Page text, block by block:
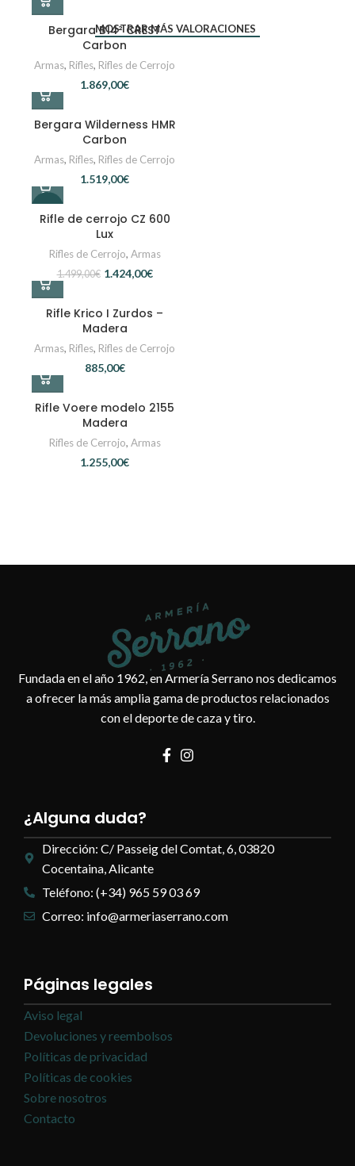
MOSTRAR MÁS VALORACIONES
Bergara B14² CREST
Carbon
Armas, Rifles, Rifles de Cerrojo
€
Bergara Wilderness HMR
Carbon
Armas, Rifles, Rifles de Cerrojo
€
Rifle de cerrojo CZ 600
Lux
Rifles de Cerrojo, Armas
1.499,00€ 1.424,00€
Rifle Krico I Zurdos –
Madera
Armas, Rifles, Rifles de Cerrojo
€
Rifle Voere modelo 2155
Madera
Rifles de Cerrojo, Armas
€
Fundada en el año 1962, en Armería Serrano nos dedicamos
a ofrecer la más amplia gama de productos relacionados
con el deporte de caza y tiro.
¿Alguna duda?
Dirección: C/ Passeig del Comtat, 6, 03820
Cocentaina, Alicante
Teléfono: (+34) 965 59 03 69
Correo: info@armeriaserrano.com
Páginas legales
Aviso legal
Devoluciones y reembolsos
Políticas de privacidad
Políticas de cookies
Sobre nosotros
Contacto